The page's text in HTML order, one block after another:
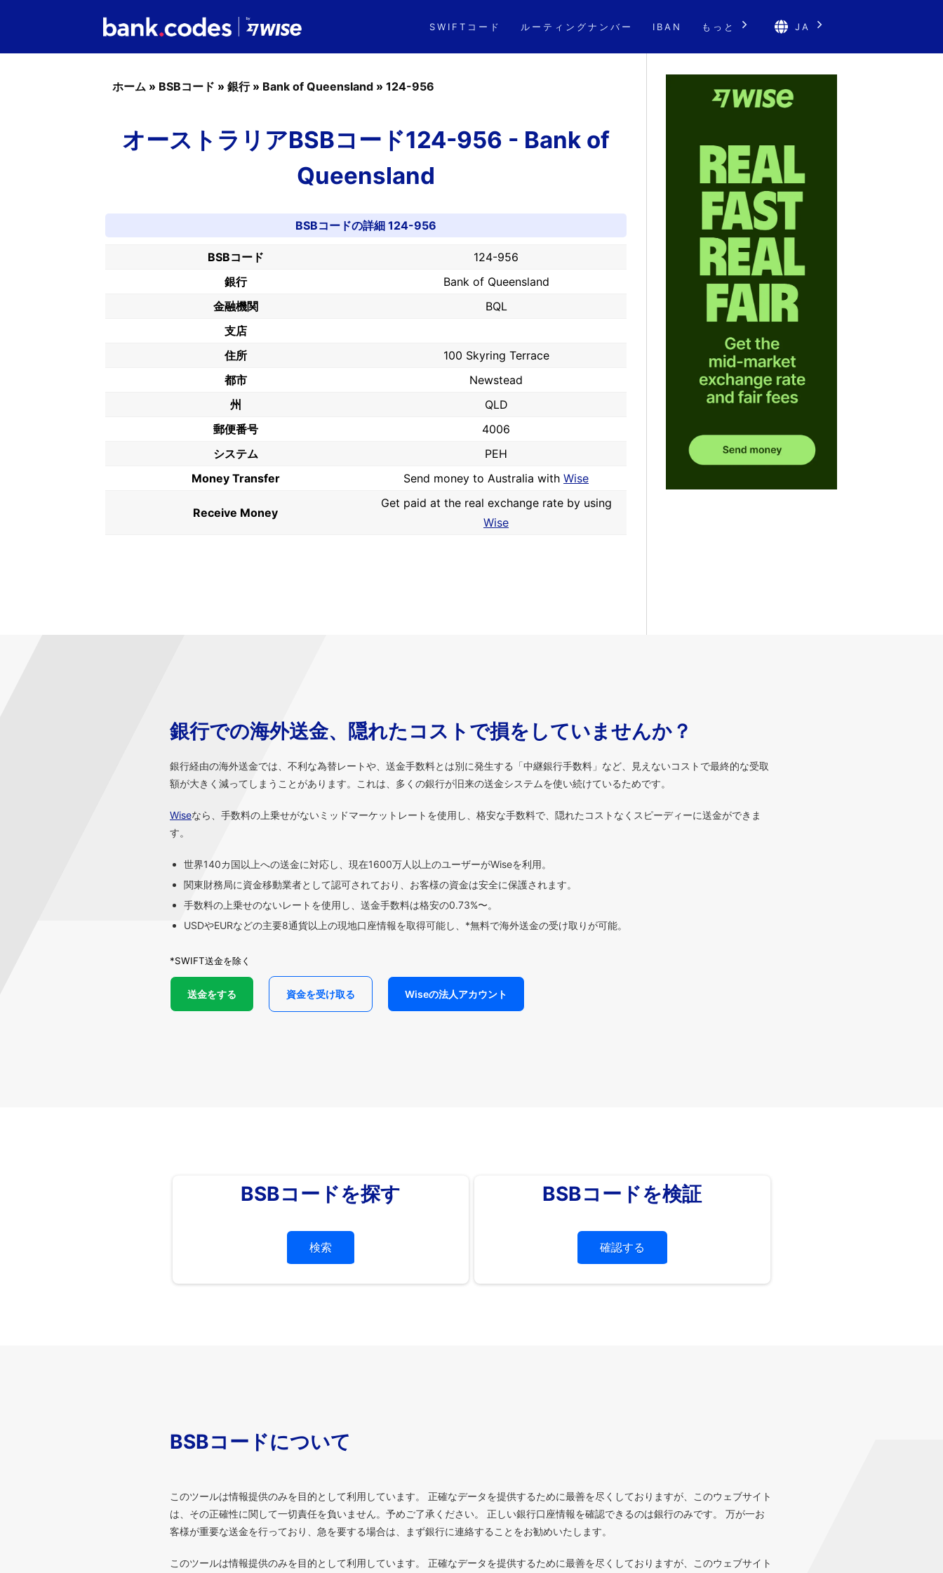
SWIFTコード ルーティングナンバー IBAN もっと JA
ホーム » BSBコード » 銀行» Bank of Queensland » 124-956
オーストラリアBSBコード124-956 - Bank of
Queensland
BSBコードの詳細 124-956
BSBコード
124-956
銀行
Bank of Queensland
金融機関
BQL
支店
住所
100 Skyring Terrace
都市
Newstead
州
QLD
郵便番号
4006
システム
PEH
Money Transfer
Send money to Australia with Wise
Receive Money
Get paid at the real exchange rate by using
Wise
銀行での海外送金、隠れたコストで損をしていませんか？
銀行経由の海外送金では、不利な為替レートや、送金手数料とは別に発生する「中継銀行手数料」など、見えないコストで最終的な受取
額が大きく減ってしまうことがあります。これは、多くの銀行が旧来の送金システムを使い続けているためです。
Wiseなら、手数料の上乗せがないミッドマーケットレートを使用し、格安な手数料で、隠れたコストなくスピーディーに送金ができま
す。
世界140カ国以上への送金に対応し、現在1600万人以上のユーザーがWiseを利用。
関東財務局に資金移動業者として認可されており、お客様の資金は安全に保護されます。
手数料の上乗せのないレートを使用し、送金手数料は格安の0.73%〜。
USDやEURなどの主要8通貨以上の現地口座情報を取得可能し、*無料で海外送金の受け取りが可能。
*SWIFT送金を除く
送金をする 資金を受け取る Wiseの法人アカウント
BSBコードを探す
検索
BSBコードを検証
確認する
BSBコードについて
このツールは情報提供のみを目的として利用しています。 正確なデータを提供するために最善を尽くしておりますが、このウェブサイト
は、その正確性に関して一切責任を負いません。予めご了承ください。 正しい銀行口座情報を確認できるのは銀行のみです。 万が一お
客様が重要な送金を行っており、急を要する場合は、まず銀行に連絡することをお勧めいたします。
このツールは情報提供のみを目的として利用しています。 正確なデータを提供するために最善を尽くしておりますが、このウェブサイト